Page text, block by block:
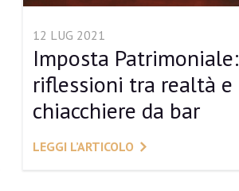
12 LUG 2021
Imposta Patrimoniale:
riflessioni tra realtà e
chiacchiere da bar
LEGGI L’ARTICOLO